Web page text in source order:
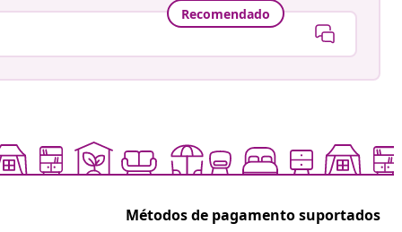
Recomendado
Métodos de pagamento suportados